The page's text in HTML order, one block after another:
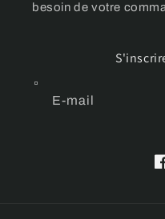
besoin de votre
E-mail